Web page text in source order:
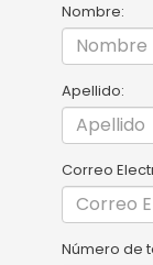
Nombre:
Apellido:
Correo
Número de